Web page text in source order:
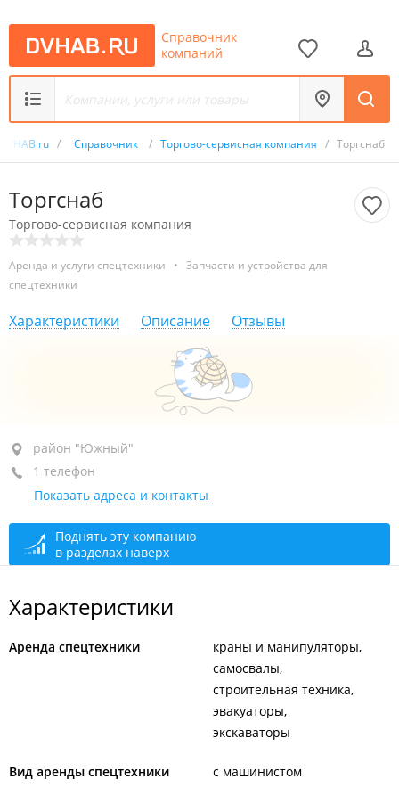
Справочник
компаний
DVHAB.ru / Справочник / Торгово-сервисная компания / Торгснаб
Торгснаб
Торгово-сервисная компания
Аренда и услуги спецтехники • Запчасти и устройства для
спецтехники
Характеристики Описание Отзывы
район "Южный", ул. Суворова, 32
+7 962 224-04-54
сегодня закрыто
район "Южный"
1 телефон
Показать адреса и контакты
Поднять эту компанию
в разделах наверх
Характеристики
Аренда спецтехники
краны и манипуляторы
самосвалы
строительная техника
эвакуаторы
экскаваторы
Вид аренды спецтехники с машинистом